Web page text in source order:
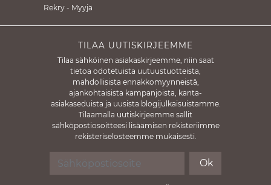
Rekry - Myyjä
TILAA UUTISKIRJEEMME
Tilaa sähköinen asiakaskirjeemme, niin saat
tietoa odotetuista uutuustuotteista,
mahdollisista ennakkomyynneistä,
ajankohtaisista kampanjoista, kanta-
asiakaseduista ja uusista blogijulkaisuistamme.
Tilaamalla uutiskirjeemme sallit
sähköpostiosoitteesi lisäämisen rekisteriimme
rekisteriselosteemme mukaisesti.
Ok